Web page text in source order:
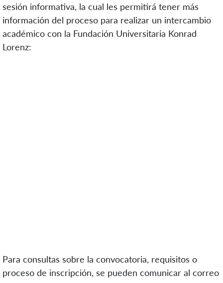
sesión informativa, la cual les permitirá tener más
información del proceso para realizar un intercambio
académico con la Fundación Universitaria Konrad
Lorenz:
Para consultas sobre la convocatoria, requisitos o
proceso de inscripción, se pueden comunicar al correo